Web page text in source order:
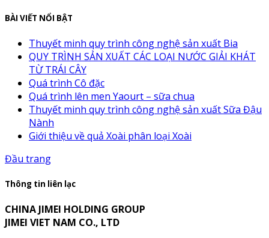
BÀI VIẾT NỔI BẬT
Thuyết minh quy trình công nghệ sản xuất Bia
QUY TRÌNH SẢN XUẤT CÁC LOẠI NƯỚC GIẢI KHÁT
TỪ TRÁI CÂY
Quá trình Cô đặc
Quá trình lên men Yaourt – sữa chua
Thuyết minh quy trình công nghệ sản xuất Sữa Đậu
Nành
Giới thiệu về quả Xoài phân loại Xoài
Đầu trang
Thông tin liên lạc
CHINA JIMEI HOLDING GROUP
JIMEI VIET NAM CO., LTD